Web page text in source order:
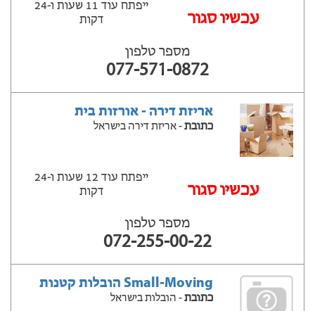
עכשיו סגור
ייפתח עוד 11 שעות ‫ו-24
דקות
מספר טלפון
077-571-0872
אריזת דירה - אורזות בית
כתובת- אריזת דירה בישראל
עכשיו סגור
ייפתח עוד 12 שעות ‫ו-24
דקות
מספר טלפון
072-255-00-22
Small-Moving הובלות קטנות
כתובת- הובלות בישראל